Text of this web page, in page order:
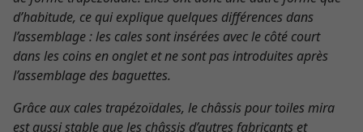
d’habitude, ce qui explique quelques différences dans
l’assemblage : les cales sont insérées avec le côté court
dans les coins en onglet et ne sont pas introduites après
l’assemblage des baguettes.
Grâce aux cales trapézoïdales, le châssis pour toiles mira
est aussi stable que les châssis d’autres fabricants et